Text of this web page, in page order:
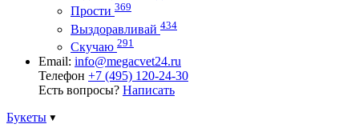
Прости 369
Выздоравливай 434
Скучаю 291
Email: info@megacvet24.ru
Телефон +7 (495) 120-24-30
Есть вопросы? Написать
Букеты